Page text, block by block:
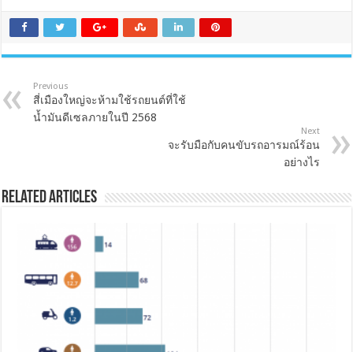
Previous
สี่เมืองใหญ่จะห้ามใช้รถยนต์ที่ใช้
น้ำมันดีเซลภายในปี 2568
Next
จะรับมือกับคนขับรถอารมณ์ร้อน
อย่างไร
Related Articles